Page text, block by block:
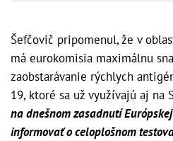
Šefčovič pripomenul, že v
má eurokomisia maximálnu
zaobstarávanie rýchlych
19, ktoré sa už využívajú aj na
na dnešnom zasadnutí
informovať o celoplošnom